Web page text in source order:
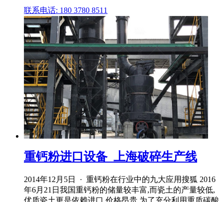
联系电话: 180 3780 8511
重钙粉进口设备_上海破碎生产线
2014年12月5日 · 重钙粉在行业中的九大应用搜狐 2016
年6月21日我国重钙粉的储量较丰富,而瓷土的产量较低,
优质瓷土更是依赖进口,价格昂贵,为了充分利用重质碳酸